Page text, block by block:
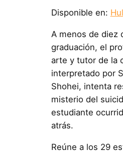
Disponible en:
A menos de diez
graduación, el
arte y tutor de la
interpretado por
Shohei, intenta
misterio del
estudiante
atrás.
Reúne a los 29